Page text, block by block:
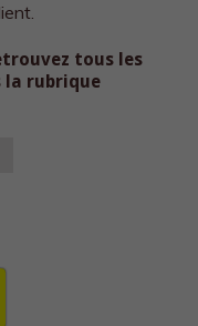
tous les
la rubrique